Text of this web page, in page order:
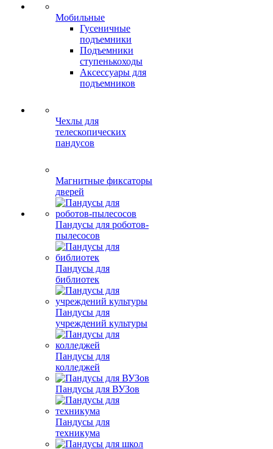
Мобильные
Гусеничные
подъемники
Подъемники
ступенькоходы
Аксессуары для
подъемников
Чехлы для
телескопических
пандусов
Магнитные фиксаторы
дверей
Пандусы для роботов-
пылесосов
Пандусы для
библиотек
Пандусы для
учреждений культуры
Пандусы для
колледжей
Пандусы для ВУЗов
Пандусы для
техникума